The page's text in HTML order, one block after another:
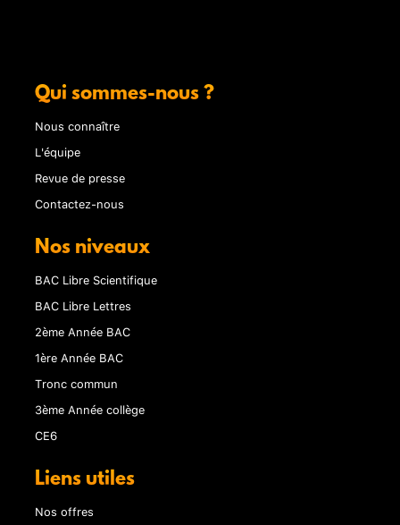
Qui sommes-nous ?
Nous connaître
L'équipe
Revue de presse
Contactez-nous
Nos niveaux
BAC Libre Scientifique
BAC Libre Lettres
2ème Année BAC
1ère Année BAC
Tronc commun
3ème Année collège
CE6
Liens utiles
Nos offres